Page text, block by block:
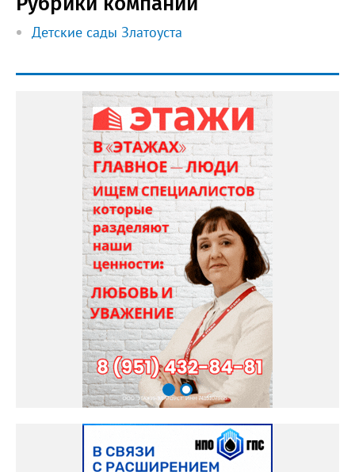
Детские сады Златоуста